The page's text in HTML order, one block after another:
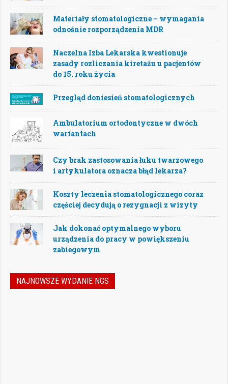
Materiały stomatologiczne – wymagania
odnośnie rozporządzenia MDR
Naczelna Izba Lekarska kwestionuje
zasady rozliczania kiretażu u pacjentów
do 15. roku życia
Przegląd doniesień stomatologicznych
Ambulatorium ortodontyczne w dwóch
wariantach
Czy brak zastosowania łuku twarzowego
i artykulatora oznacza błąd lekarza?
Koszty leczenia stomatologicznego coraz
częściej decydują o rezygnacji z wizyty
Jak dokonać optymalnego wyboru
urządzenia do pracy w powiększeniu
zabiegowym
NAJNOWSZE WYDANIE NGS